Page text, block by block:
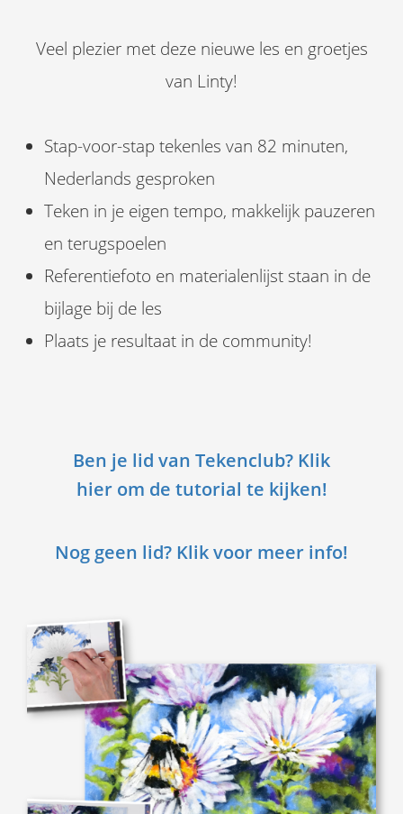
Veel plezier met deze nieuwe les en groetjes
van Linty!
Stap-voor-stap tekenles van 82 minuten,
Nederlands gesproken
Teken in je eigen tempo, makkelijk pauzeren
en terugspoelen
Referentiefoto en materialenlijst staan in de
bijlage bij de les
Plaats je resultaat in de community!
Ben je lid van Tekenclub? Klik
hier om de tutorial te kijken!
Nog geen lid? Klik voor meer info!